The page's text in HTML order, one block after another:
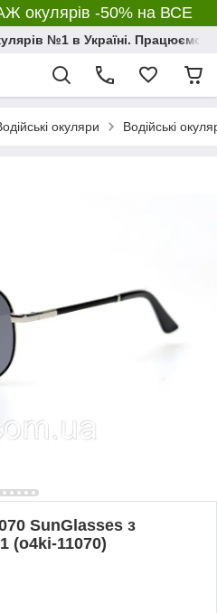
окулярів -50% на ВСЕ
№1 в Україні. Працюємо з
окуляри Водійські
SunGlasses з
(o4ki-11070)